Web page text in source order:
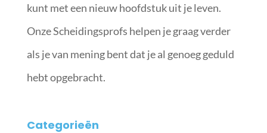
kunt met een nieuw hoofdstuk uit je leven.
Onze Scheidingsprofs helpen je graag verder
als je van mening bent dat je al genoeg geduld
hebt opgebracht.
Categorieën